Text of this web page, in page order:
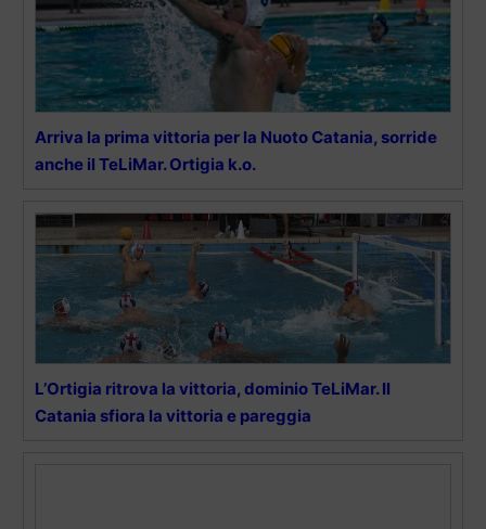
Arriva la prima vittoria per la Nuoto Catania, sorride
anche il TeLiMar. Ortigia k.o.
L’Ortigia ritrova la vittoria, dominio TeLiMar. Il
Catania sfiora la vittoria e pareggia